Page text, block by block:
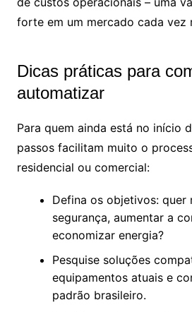
forte em um mercado cada vez
Dicas práticas para
automatizar
Para quem ainda está no início
passos facilitam muito o
residencial ou comercial:
Defina os objetivos: quer
segurança, aumentar a
economizar energia?
Pesquise soluções
equipamentos atuais e
padrão brasileiro.